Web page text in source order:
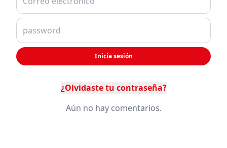
Inicia sesión
¿Olvidaste tu contraseña?
Aún no hay comentarios.